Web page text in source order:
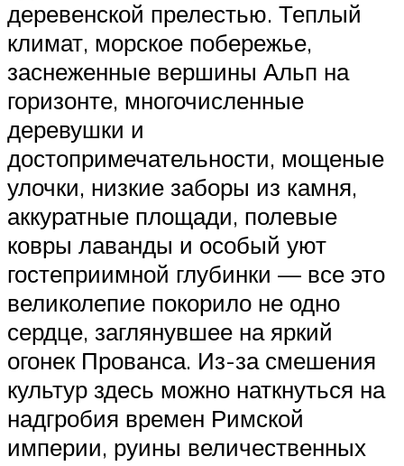
деревенской прелестью. Теплый
климат, морское побережье,
заснеженные вершины Альп на
горизонте, многочисленные
деревушки и
достопримечательности, мощеные
улочки, низкие заборы из камня,
аккуратные площади, полевые
ковры лаванды и особый уют
гостеприимной глубинки — все это
великолепие покорило не одно
сердце, заглянувшее на яркий
огонек Прованса. Из-за смешения
культур здесь можно наткнуться на
надгробия времен Римской
империи, руины величественных